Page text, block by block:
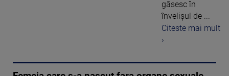
găsesc în
învelișul de ...
Citeste mai mult
›